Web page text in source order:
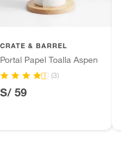
CRATE & BARREL
Portal Papel Toalla Aspen
(3)
S/ 59